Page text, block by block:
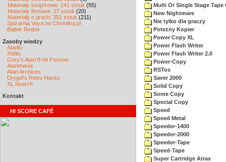
Materiały książkowe: 141 sztuk (55)
Materiały firmowe: 27 sztuk (20)
Materiały o grach: 351 sztuk (211)
Spiżarnia Voya na Chomikuj.pl
Bajtek Redux
Zasoby wiedzy
Atariki
XWiki
Gury's Atari 8-bit Forever
Atarimania
Atari Archives
Drygol's Retro Hacks
XL Search
Kontakt
HI SCORE CAFÉ
Multi Or Single Stage Tape
New Nightmare
Nie tylko dla graczy
Potezny Kopier
Power Copy XL
Power Flash Writer
Power Flash Writer 2.0
Power-Copy
RSTos
Saver 2000
Solid Copy
Some Copy
Special Copy
Speed
Speed Metal
Speeder-1400
Speeder-2000
Speeder-Tape
Speed-Tape
Super Cartridge Atrax